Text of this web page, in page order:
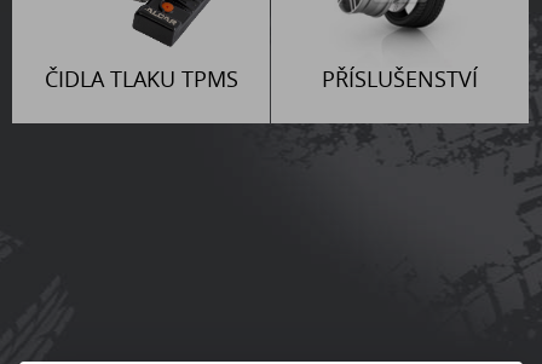
ČIDLA TLAKU TPMS PŘÍSLUŠENSTVÍ